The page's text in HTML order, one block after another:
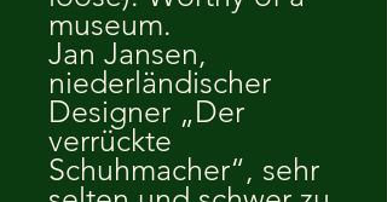
museum.
Jan Jansen,
niederländischer
Designer „Der
verrückte
Schuhmacher“, sehr